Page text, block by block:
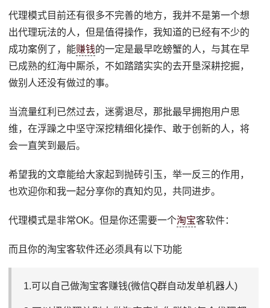
代理模式目前还有很多不完善的地方，我并不是第一个想
出代理玩法的人，但是值得操作，我知道的已经有不少的
成功案例了，能赚钱的一定是最早吃螃蟹的人，与其在早
已成熟的红海中厮杀，不如踏踏实实的去开垦深耕挖掘，
做别人还没有做过的事。
当流量红利已然过去，迷雾退尽，那批最早拥抱用户思
维，在浮躁之中坚守深挖精细化操作、敢于创新的人，将
会一直笑到最后。
希望我的文章能给大家起到抛砖引玉，举一反三的作用，
也欢迎你和我一起分享你的真知灼见，共同进步。
代理模式是非常OK。但是你还需要一个淘宝客软件：
而且你的淘宝客软件还必须具有以下功能
1.可以自己做淘宝客赚钱(微信Q群自动发单机器人)